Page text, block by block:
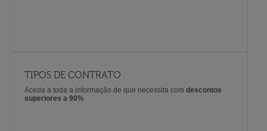
TIPOS DE CONTRATO
Aceda a toda a informação de que necessita com descontos
superiores a 90%